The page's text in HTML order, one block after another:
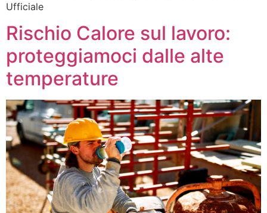
Ufficiale
Rischio Calore sul lavoro:
proteggiamoci dalle alte
temperature